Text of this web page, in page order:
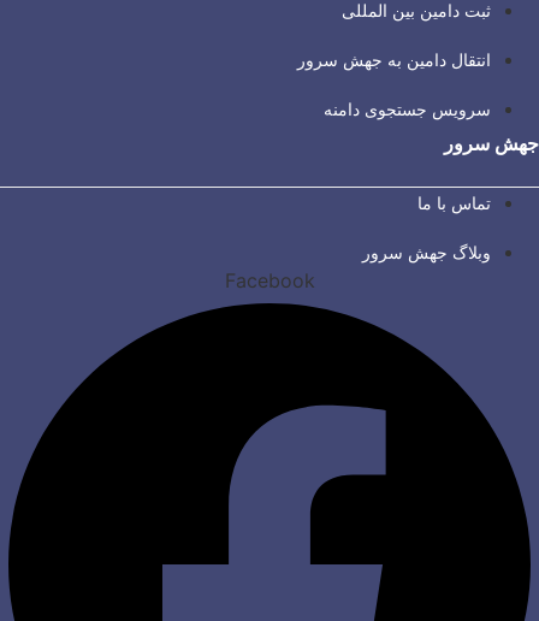
ثبت دامین بین المللی
انتقال دامین به جهش سرور
سرویس جستجوی دامنه
جهش سرور
تماس با ما
وبلاگ جهش سرور
Facebook